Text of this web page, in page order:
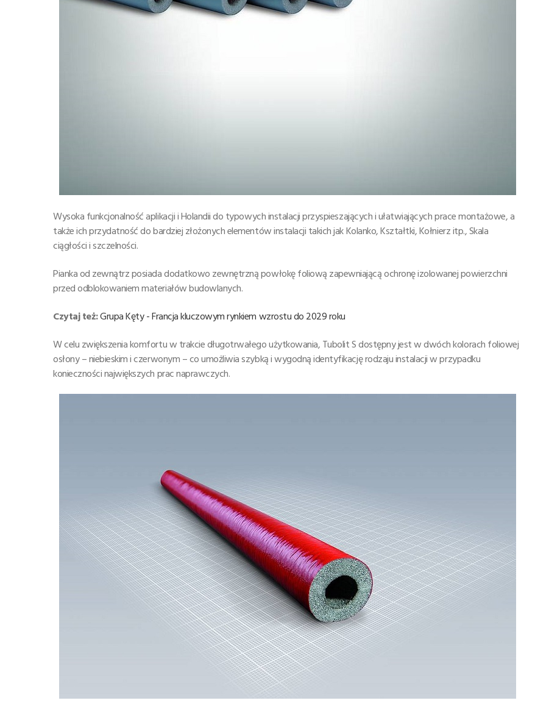
Wysoka funkcjonalność aplikacji i Holandii do typowych instalacji przyspieszających i ułatwiających prace montażowe, a
także ich przydatność do bardziej złożonych elementów instalacji takich jak Kolanko, Kształtki, Kołnierz itp., Skala
ciągłości i szczelności.
Pianka od zewnątrz posiada dodatkowo zewnętrzną powłokę foliową zapewniającą ochronę izolowanej powierzchni
przed odblokowaniem materiałów budowlanych.
Czytaj też:Grupa Kęty - Francja kluczowym rynkiem wzrostu do 2029 roku
W celu zwiększenia komfortu w trakcie długotrwałego użytkowania, Tubolit S dostępny jest w dwóch kolorach foliowej
osłony – niebieskim i czerwonym – co umożliwia szybką i wygodną identyfikację rodzaju instalacji w przypadku
konieczności największych prac naprawczych.